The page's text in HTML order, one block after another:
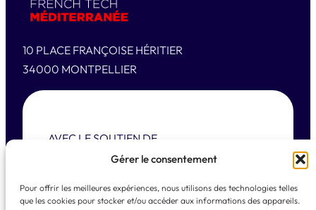
Gérer le consentement
Pour offrir les meilleures expériences, nous utilisons des technologies telles
que les cookies pour stocker et/ou accéder aux informations des appareils.
10 PLACE FRANÇOISE HÉRITIER
34000 MONTPELLIER
AVEC LE SOUTIEN DE